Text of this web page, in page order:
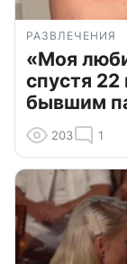
РАЗВЛЕЧЕНИЯ
«Моя
спустя 22
бывшим
203 1